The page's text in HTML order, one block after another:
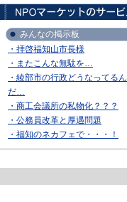
みんなの掲示板
・拝啓福知山市長様
・またこんな無駄を…
・綾部市の行政どうなってるん
だ…
・商工会議所の私物化？？？
・公務員改革と厚遇問題
・福知のネカフェで・・・！